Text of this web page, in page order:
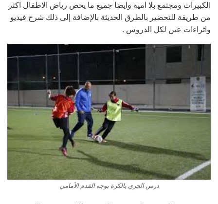
الكبيرات ومجتمع بلا امية وايضا جميع ما يخص رياض الاطفال اكثر
من طريقة للتحضير بالطرق الحديثة بالإضافة إلى ذلك شرح فيديو
واثراءات عين لكل الدروس .
درس الجري بالكرة بوجه القدم الأمامي